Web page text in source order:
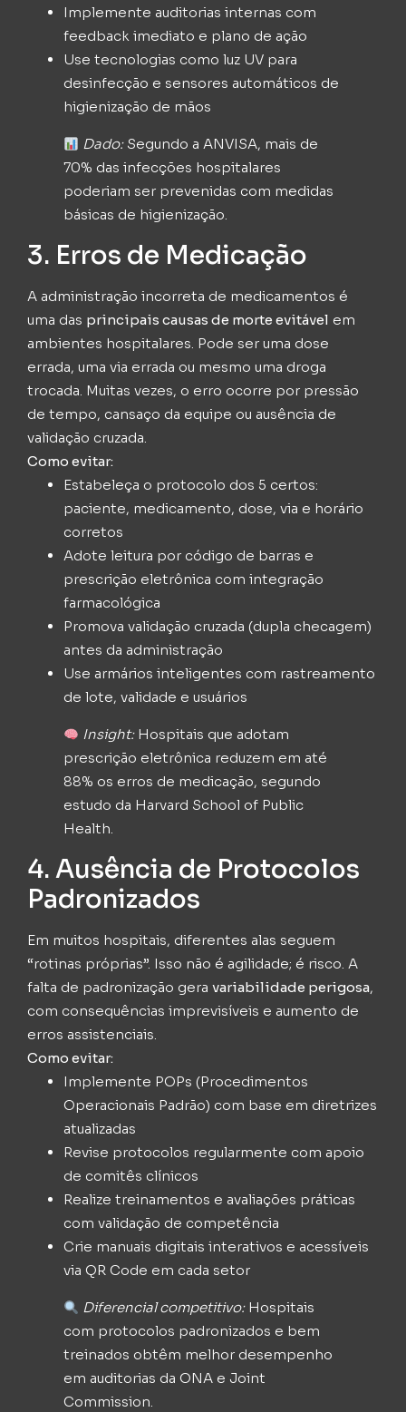
Implemente auditorias internas com
feedback imediato e plano de ação
Use tecnologias como luz UV para
desinfecção e sensores automáticos de
higienização de mãos
Dado:Segundo a ANVISA, mais de
70% das infecções hospitalares
poderiam ser prevenidas com medidas
básicas de higienização.
3. Erros de Medicação
A administração incorreta de medicamentos é
uma das principais causas de morte evitável em
ambientes hospitalares. Pode ser uma dose
errada, uma via errada ou mesmo uma droga
trocada. Muitas vezes, o erro ocorre por pressão
de tempo, cansaço da equipe ou ausência de
validação cruzada.
Como evitar:
Estabeleça o protocolo dos 5 certos:
paciente, medicamento, dose, via e horário
corretos
Adote leitura por código de barras e
prescrição eletrônica com integração
farmacológica
Promova validação cruzada (dupla checagem)
antes da administração
Use armários inteligentes com rastreamento
de lote, validade e usuários
Insight:Hospitais que adotam
prescrição eletrônica reduzem em até
88% os erros de medicação, segundo
estudo da Harvard School of Public
Health.
4. Ausência de Protocolos
Padronizados
Em muitos hospitais, diferentes alas seguem
“rotinas próprias”. Isso não é agilidade; é risco. A
falta de padronização gera variabilidade perigosa,
com consequências imprevisíveis e aumento de
erros assistenciais.
Como evitar:
Implemente POPs (Procedimentos
Operacionais Padrão) com base em diretrizes
atualizadas
Revise protocolos regularmente com apoio
de comitês clínicos
Realize treinamentos e avaliações práticas
com validação de competência
Crie manuais digitais interativos e acessíveis
via QR Code em cada setor
Diferencial competitivo:Hospitais
com protocolos padronizados e bem
treinados obtêm melhor desempenho
em auditorias da ONA e Joint
Commission.